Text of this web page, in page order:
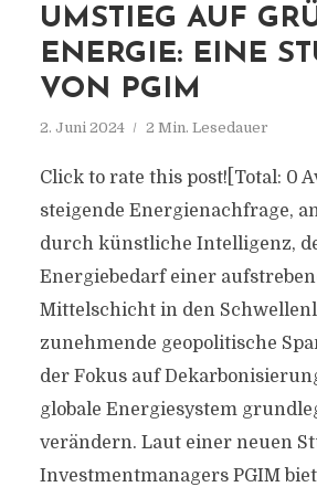
UMSTIEG AUF
ENERGIE: EINE
VON PGIM
2. Juni 2024 2 Min. Lesedauer
Click to rate this post![Total: 0
steigende Energienachfrage,
durch künstliche Intelligenz,
Energiebedarf einer
Mittelschicht in den
zunehmende geopolitische
der Fokus auf
globale Energiesystem
verändern. Laut einer neuen
Investmentmanagers PGIM